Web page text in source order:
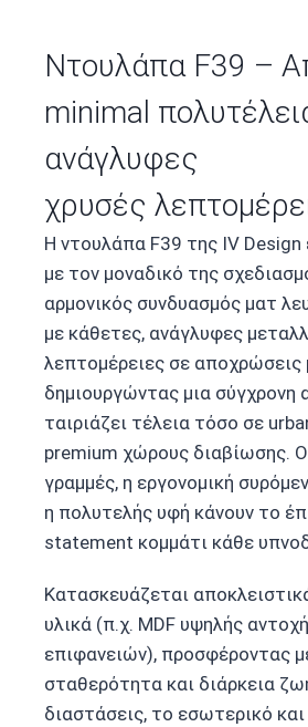
Ντουλάπα F39 –
minimal
ανάγλυφες
χρυσές
Η ντουλάπα F39 της IV Design
με τον μοναδικό της
αρμονικός συνδυασμός ματ
με κάθετες, ανάγλυφες
λεπτομέρειες σε αποχρώσεις
δημιουργώντας μια σύγχρονη
ταιριάζει τέλεια τόσο σε
premium χώρους διαβίωσης.
γραμμές, η εργονομική
η πολυτελής υφή κάνουν το
statement κομμάτι κάθε
Κατασκευάζεται
υλικά (π.χ. MDF υψηλής
επιφανειών), προσφέροντας
σταθερότητα και διάρκεια
διαστάσεις, το εσωτερικό